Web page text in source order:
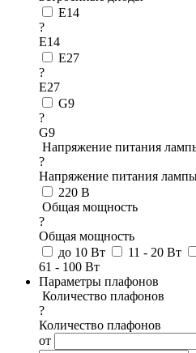
E14
?
E14
E27
?
E27
G9
?
G9
Напряжение питания
?
Напряжение питания
220 В
Общая мощность
?
Общая мощность
до 10 Вт
11 - 20 Вт
61 - 100 Вт
Параметры плафонов
Количество плафонов
?
Количество плафонов
от